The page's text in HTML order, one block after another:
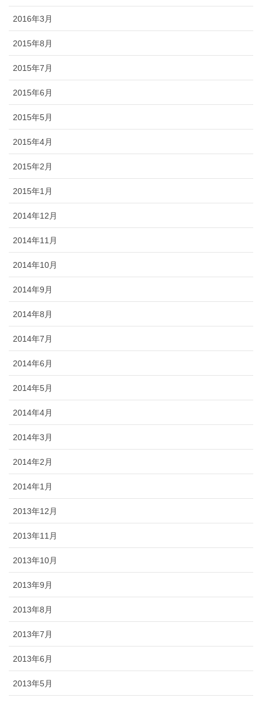
2016年3月
2015年8月
2015年7月
2015年6月
2015年5月
2015年4月
2015年2月
2015年1月
2014年12月
2014年11月
2014年10月
2014年9月
2014年8月
2014年7月
2014年6月
2014年5月
2014年4月
2014年3月
2014年2月
2014年1月
2013年12月
2013年11月
2013年10月
2013年9月
2013年8月
2013年7月
2013年6月
2013年5月